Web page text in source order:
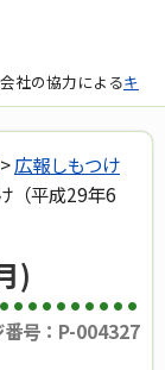
社の協力によるキ
>広報しもつけ
（平成29年6
)
番号：P-004327